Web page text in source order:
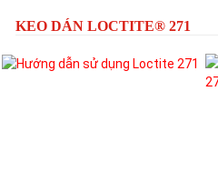
KEO DÁN LOCTITE® 271